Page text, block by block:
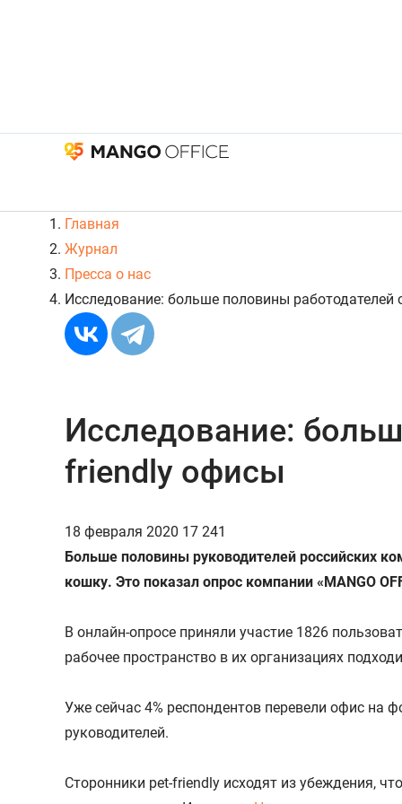
Главная
Журнал
Пресса о нас
Исследование: больше половины
Исследование:
friendly офисы
18 февраля 2020 17 241
Больше половины руководителей российских
кошку. Это показал опрос компании «MANGO
В онлайн-опросе приняли участие 1826
рабочее пространство в их организациях
Уже сейчас 4% респондентов перевели офис на
руководителей.
Сторонники pet-friendly исходят из убеждения,